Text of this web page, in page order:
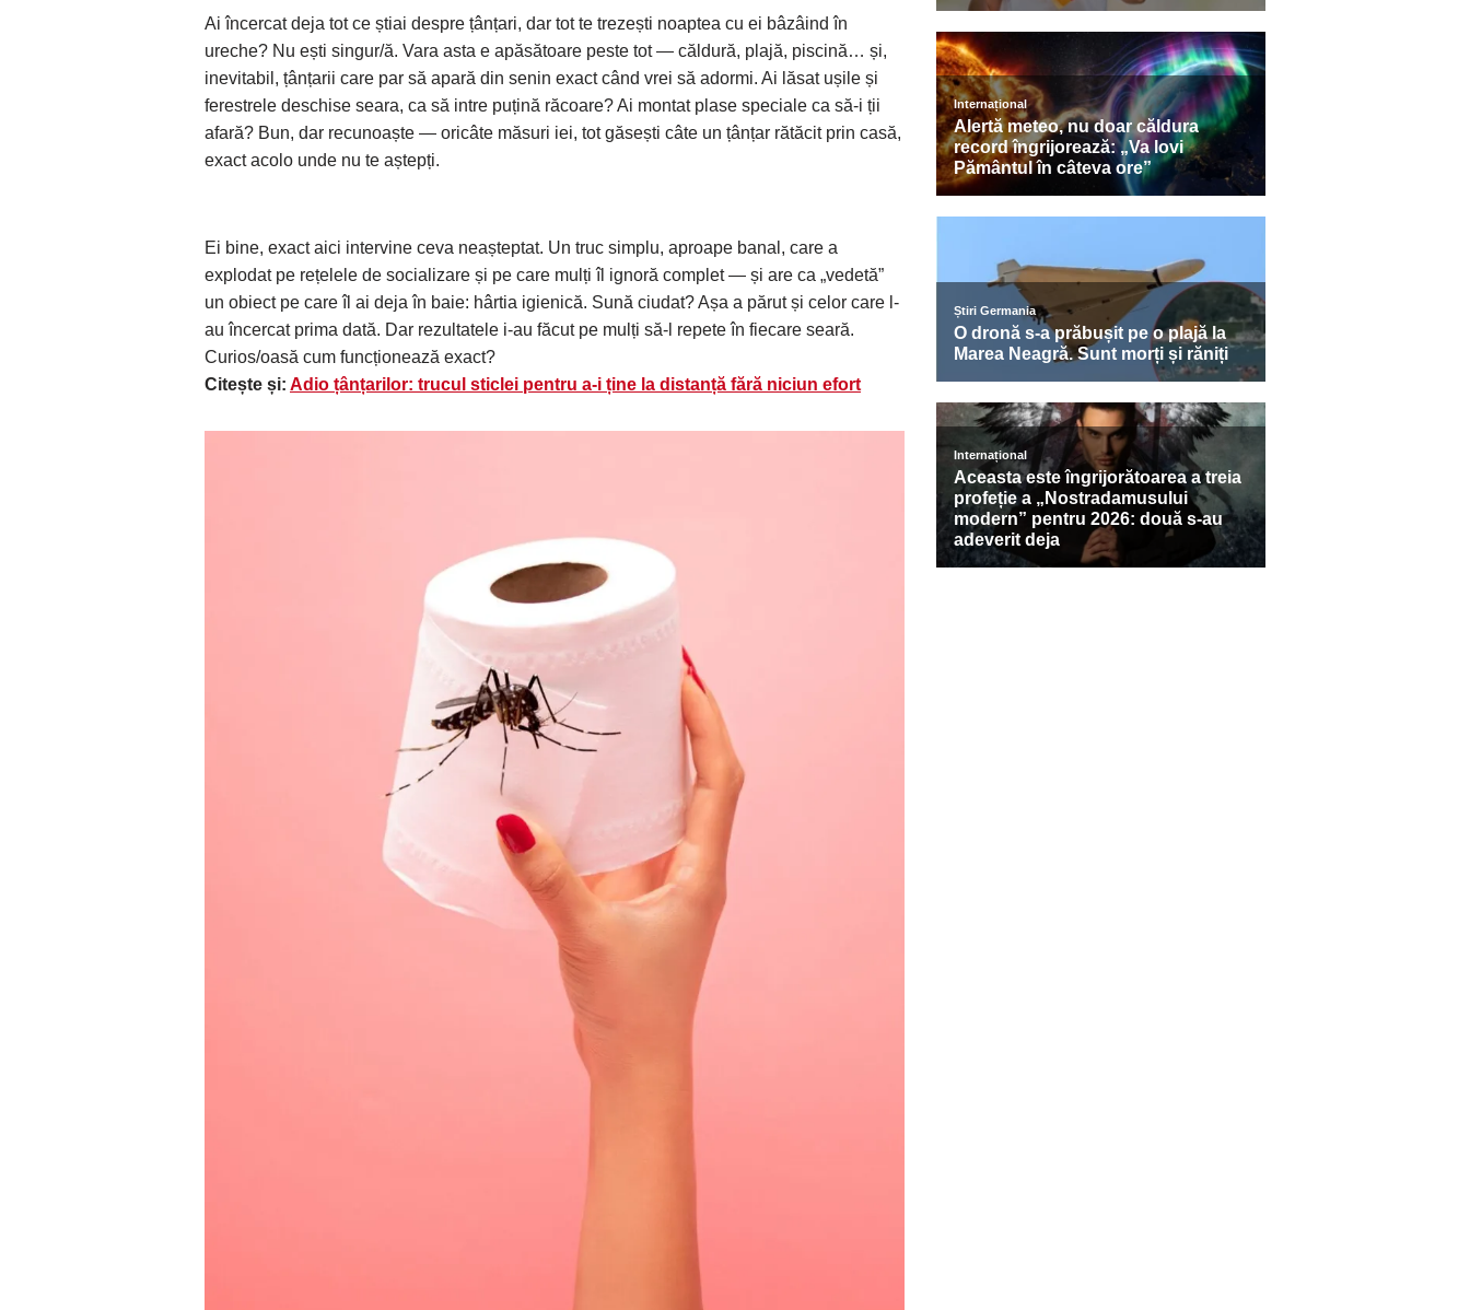
Ai încercat deja tot ce știai despre țânțari, dar tot te trezești noaptea cu ei bâzâind în
ureche? Nu ești singur/ă. Vara asta e apăsătoare peste tot — căldură, plajă, piscină… și,
inevitabil, țânțarii care par să apară din senin exact când vrei să adormi. Ai lăsat ușile și
ferestrele deschise seara, ca să intre puțină răcoare? Ai montat plase speciale ca să-i ții
afară? Bun, dar recunoaște — oricâte măsuri iei, tot găsești câte un țânțar rătăcit prin casă,
exact acolo unde nu te aștepți.
Ei bine, exact aici intervine ceva neașteptat. Un truc simplu, aproape banal, care a
explodat pe rețelele de socializare și pe care mulți îl ignoră complet — și are ca „vedetă”
un obiect pe care îl ai deja în baie: hârtia igienică. Sună ciudat? Așa a părut și celor care l-
au încercat prima dată. Dar rezultatele i-au făcut pe mulți să-l repete în fiecare seară.
Curios/oasă cum funcționează exact?
Citește și: Adio țânțarilor: trucul sticlei pentru a-i ține la distanță fără niciun efort